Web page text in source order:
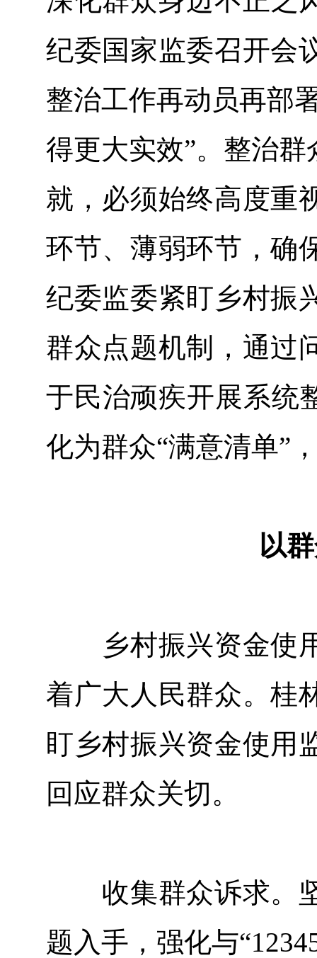
纪委国家监委召开会
整治工作再动员再部
得更大实效”。整治
就，必须始终高度重
环节、薄弱环节，确
纪委监委紧盯乡村振
群众点题机制，通过
于民治顽疾开展系统
化为群众“满意清单”
以
乡村振兴资金使用
着广大人民群众。桂
盯乡村振兴资金使用
回应群众关切。
收集群众诉求。坚
题入手，强化与